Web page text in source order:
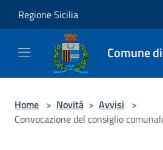
Regione Sicilia
Comune
Home > Novità > Avvisi >
Convocazione del consiglio